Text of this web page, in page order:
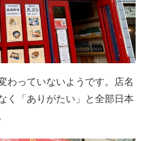
わっていないようです。店名
く「ありがたい」と全部日本